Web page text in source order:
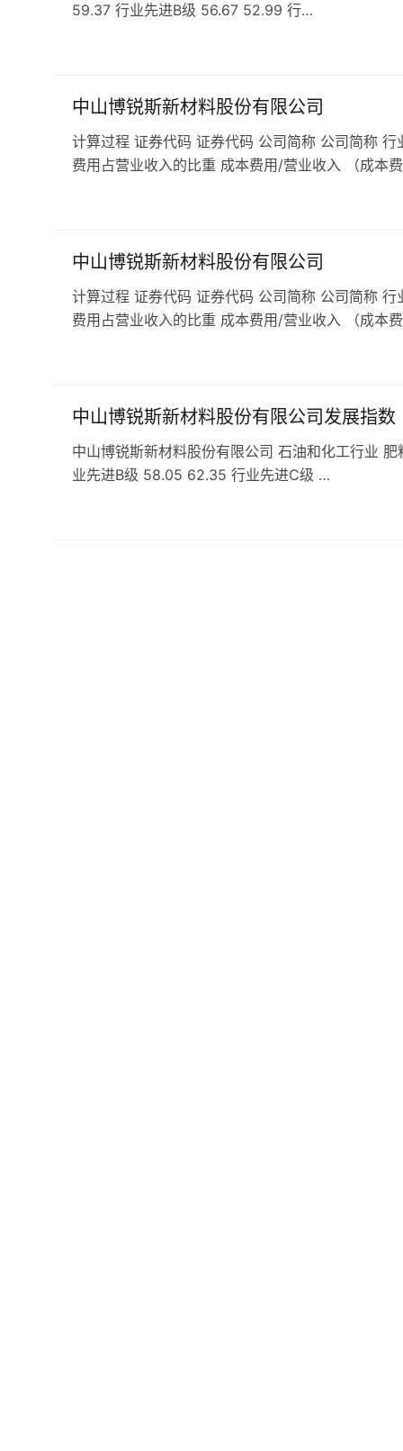
59.37 行业先进B级 56.67 52.99 行…
中山博锐斯新材料股份有限公司
计算过程 证券代码 证券代码 公司简称 公司简称
费用占营业收入的比重 成本费用/营业收入 （成本
中山博锐斯新材料股份有限公司
计算过程 证券代码 证券代码 公司简称 公司简称
费用占营业收入的比重 成本费用/营业收入 （成本
中山博锐斯新材料股份有限公司发展指数
中山博锐斯新材料股份有限公司 石油和化工行业
业先进B级 58.05 62.35 行业先进C级 …